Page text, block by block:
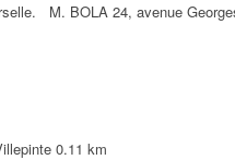
M. BOLA 24, avenue
0.11 km